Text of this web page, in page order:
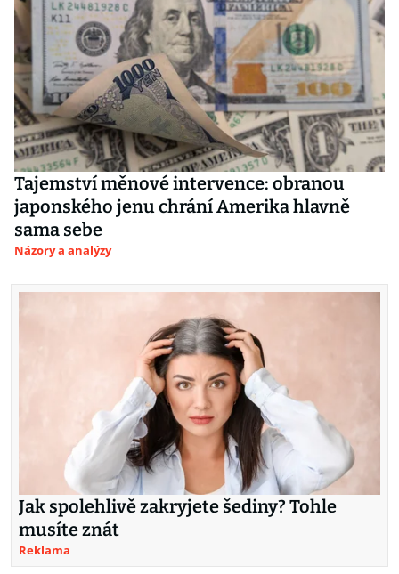
Tajemství měnové intervence: obranou
japonského jenu chrání Amerika hlavně
sama sebe
Názory a analýzy
Jak spolehlivě zakryjete šediny? Tohle
musíte znát
Reklama